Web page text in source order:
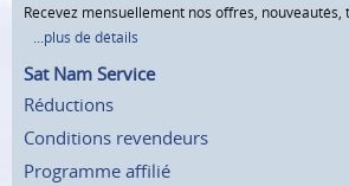
Recevez mensuellement nos offres,
...plus de détails
Sat Nam Service
Réductions
Conditions revendeurs
Programme affilié